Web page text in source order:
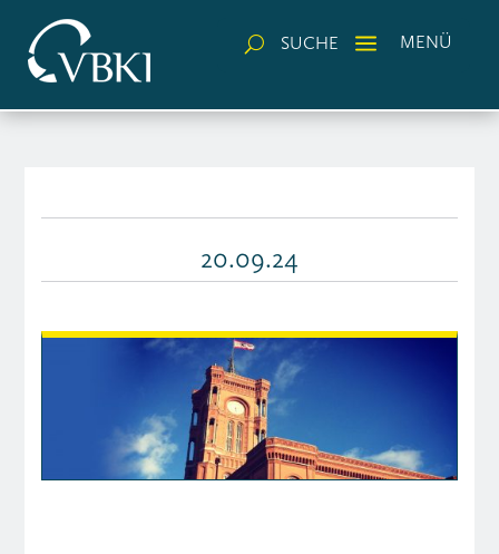
U SUCHE a MENÜ
20.09.24